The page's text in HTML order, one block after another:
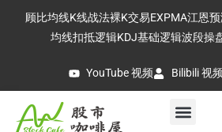
顾比均线K线战法裸K交易EXPMA江恩
均线扣抵逻辑KDJ基础逻辑波段操
YouTube 视频 Bilibili 视